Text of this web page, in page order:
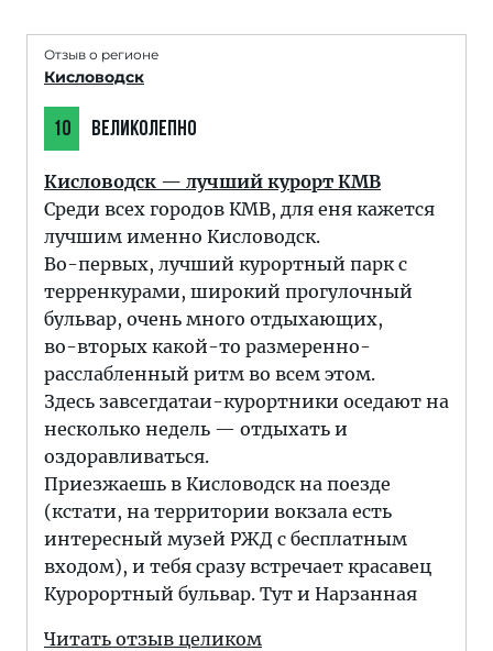
Отзыв о регионе
Кисловодск
10 ВЕЛИКОЛЕПНО
Кисловодск — лучший курорт КМВ
Среди всех городов КМВ, для еня кажется
лучшим именно Кисловодск.
Во-первых, лучший курортный парк с
терренкурами, широкий прогулочный
бульвар, очень много отдыхающих,
во-вторых какой-то размеренно-
расслабленный ритм во всем этом.
Здесь завсегдатаи-курортники оседают на
несколько недель — отдыхать и
оздоравливаться.
Приезжаешь в Кисловодск на поезде
(кстати, на территории вокзала есть
интересный музей РЖД с бесплатным
входом), и тебя сразу встречает красавец
Куророртный бульвар. Тут и Нарзанная
Читать отзыв целиком